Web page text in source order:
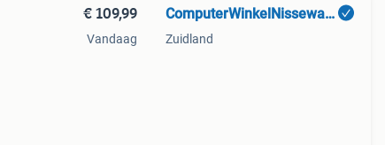
€ 109,99
Vandaag
ComputerWinkelNissewaard.nl
Zuidland